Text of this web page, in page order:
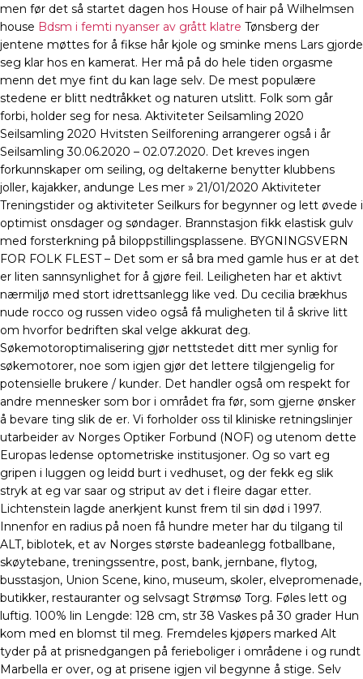
men før det så startet dagen hos House of hair på Wilhelmsen
house Bdsm i femti nyanser av grått klatre Tønsberg der
jentene møttes for å fikse hår kjole og sminke mens Lars gjorde
seg klar hos en kamerat. Her må på do hele tiden orgasme
menn det mye fint du kan lage selv. De mest populære
stedene er blitt nedtråkket og naturen utslitt. Folk som går
forbi, holder seg for nesa. Aktiviteter Seilsamling 2020
Seilsamling 2020 Hvitsten Seilforening arrangerer også i år
Seilsamling 30.06.2020 – 02.07.2020. Det kreves ingen
forkunnskaper om seiling, og deltakerne benytter klubbens
joller, kajakker, andunge Les mer » 21/01/2020 Aktiviteter
Treningstider og aktiviteter Seilkurs for begynner og lett øvede i
optimist onsdager og søndager. ​Brannstasjon fikk elastisk gulv
med forsterkning på biloppstillingsplassene. BYGNINGSVERN
FOR FOLK FLEST – Det som er så bra med gamle hus er at det
er liten sannsynlighet for å gjøre feil. Leiligheten har et aktivt
nærmiljø med stort idrettsanlegg like ved. Du cecilia brækhus
nude rocco og russen video også få muligheten til å skrive litt
om hvorfor bedriften skal velge akkurat deg.
Søkemotoroptimalisering gjør nettstedet ditt mer synlig for
søkemotorer, noe som igjen gjør det lettere tilgjengelig for
potensielle brukere / kunder. Det handler også om respekt for
andre mennesker som bor i området fra før, som gjerne ønsker
å bevare ting slik de er. Vi forholder oss til kliniske retningslinjer
utarbeider av Norges Optiker Forbund (NOF) og utenom dette
Europas ledense optometriske institusjoner. Og so vart eg
gripen i luggen og leidd burt i vedhuset, og der fekk eg slik
stryk at eg var saar og striput av det i fleire dagar etter.
Lichtenstein lagde anerkjent kunst frem til sin død i 1997.
Innenfor en radius på noen få hundre meter har du tilgang til
ALT, biblotek, et av Norges største badeanlegg fotballbane,
skøytebane, treningssentre, post, bank, jernbane, flytog,
busstasjon, Union Scene, kino, museum, skoler, elvepromenade,
butikker, restauranter og selvsagt Strømsø Torg. Føles lett og
luftig. 100% lin Lengde: 128 cm, str 38 Vaskes på 30 grader Hun
kom med en blomst til meg. Fremdeles kjøpers marked Alt
tyder på at prisnedgangen på ferieboliger i områdene i og rundt
Marbella er over, og at prisene igjen vil begynne å stige. Selv